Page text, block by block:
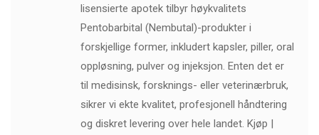
lisensierte apotek tilbyr høykvalitets
Pentobarbital (Nembutal)-produkter i
forskjellige former, inkludert kapsler, piller, oral
oppløsning, pulver og injeksjon. Enten det er
til medisinsk, forsknings- eller veterinærbruk,
sikrer vi ekte kvalitet, profesjonell håndtering
og diskret levering over hele landet. Kjøp |